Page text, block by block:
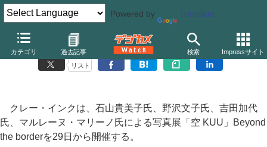
Powered by Translate
カテゴリ 過去記事 検索 Impressサイト
GALLERY21、写真展「空 KUU」Beyond the border
リスト
クレー・インクは、石山貴美子氏、野沢文子氏、吉田加代
氏、マルレーヌ・マリーノ氏による写真展「空 KUU」Beyond
the borderを29日から開催する。